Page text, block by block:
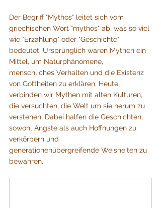
Der Begriff "Mythos" leitet sich vom
griechischen Wort "mythos" ab, was so viel
wie "Erzählung" oder "Geschichte"
bedeutet. Ursprünglich waren Mythen ein
Mittel, um Naturphänomene,
menschliches Verhalten und die Existenz
von Gottheiten zu erklären. Heute
verbinden wir Mythen mit alten Kulturen,
die versuchten, die Welt um sie herum zu
verstehen. Dabei halfen die Geschichten,
sowohl Ängste als auch Hoffnungen zu
verkörpern und
generationenübergreifende Weisheiten zu
bewahren.